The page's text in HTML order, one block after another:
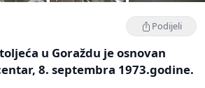
Podijeli
u Goraždu je osnovan
8. septembra 1973.godine.